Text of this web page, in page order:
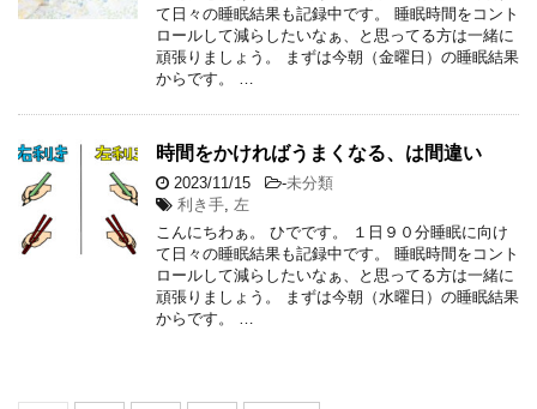
て日々の睡眠結果も記録中です。 睡眠時間をコント
ロールして減らしたいなぁ、と思ってる方は一緒に
頑張りましょう。 まずは今朝（金曜日）の睡眠結果
からです。 …
時間をかければうまくなる、は間違い
2023/11/15 -未分類
利き手 左
こんにちわぁ。 ひでです。 １日９０分睡眠に向け
て日々の睡眠結果も記録中です。 睡眠時間をコント
ロールして減らしたいなぁ、と思ってる方は一緒に
頑張りましょう。 まずは今朝（水曜日）の睡眠結果
からです。 …